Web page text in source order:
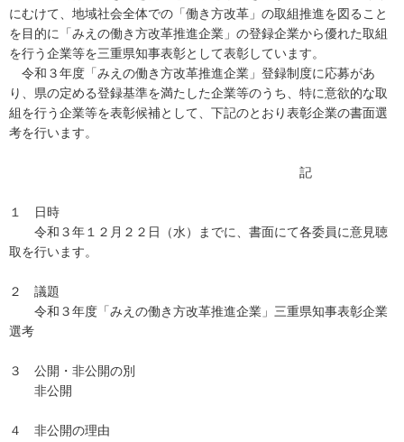
にむけて、地域社会全体での「働き方改革」の取組推進を図ること
を目的に「みえの働き方改革推進企業」の登録企業から優れた取組
を行う企業等を三重県知事表彰として表彰しています。
令和３年度「みえの働き方改革推進企業」登録制度に応募があ
り、県の定める登録基準を満たした企業等のうち、特に意欲的な取
組を行う企業等を表彰候補として、下記のとおり表彰企業の書面選
考を行います。
記
１ 日時
令和３年１２月２２日（水）までに、書面にて各委員に意見聴
取を行います。
２ 議題
令和３年度「みえの働き方改革推進企業」三重県知事表彰企業
選考
３ 公開・非公開の別
非公開
４ 非公開の理由